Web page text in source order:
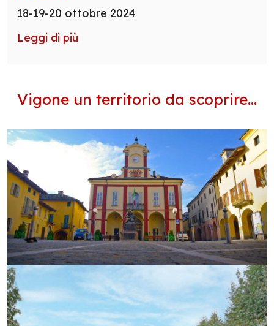
18-19-20 ottobre 2024
Leggi di più
Vigone un territorio da scoprire...